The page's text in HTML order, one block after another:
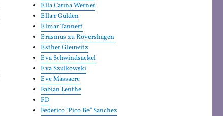
Ella Carina Werner
Ella:r Gülden
Elmar Tannert
Erasmus zu Rövershagen
Esther Gleuwitz
Eva Schwindsackel
Eva Szulkowski
Eve Massacre
Fabian Lenthe
FD
Federico "Pico Be" Sanchez